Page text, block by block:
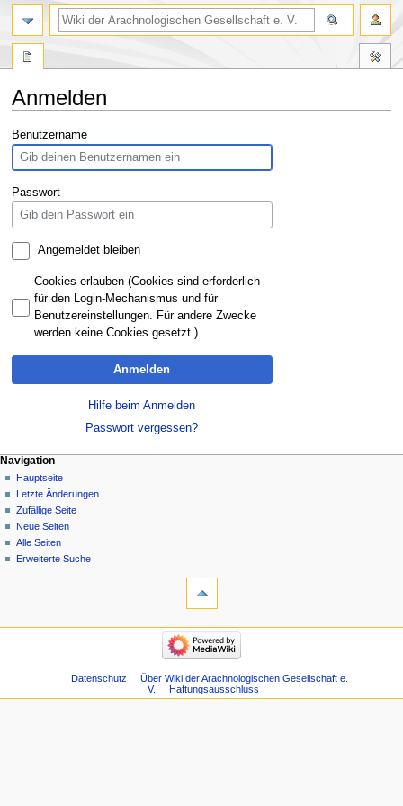
Anmelden
Zur
Navigation
springen
Zur
Suche
springen
Benutzername
Passwort
Angemeldet bleiben
Cookies erlauben (Cookies sind erforderlich
für den Login-Mechanismus und für
Benutzereinstellungen. Für andere Zwecke
werden keine Cookies gesetzt.)
Anmelden
Hilfe beim Anmelden
Passwort vergessen?
Navigation
Hauptseite
Letzte Änderungen
Zufällige Seite
Neue Seiten
Alle Seiten
Erweiterte Suche
Datenschutz
Über Wiki der Arachnologischen Gesellschaft e.
V.
Haftungsausschluss